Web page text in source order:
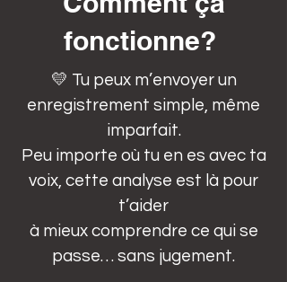
fonctionne?
💛 Tu peux m’envoyer un
enregistrement simple, même
imparfait.
Peu importe où tu en es avec ta
voix, cette analyse est là pour
t’aider
à mieux comprendre ce qui se
passe… sans jugement.